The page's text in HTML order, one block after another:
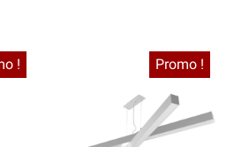
! Promo !